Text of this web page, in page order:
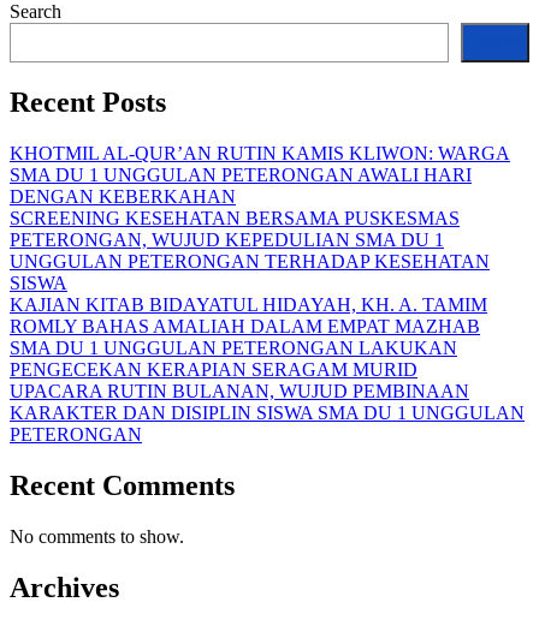
Search
Recent Posts
KHOTMIL AL-QUR’AN RUTIN KAMIS KLIWON: WARGA
SMA DU 1 UNGGULAN PETERONGAN AWALI HARI
DENGAN KEBERKAHAN
SCREENING KESEHATAN BERSAMA PUSKESMAS
PETERONGAN, WUJUD KEPEDULIAN SMA DU 1
UNGGULAN PETERONGAN TERHADAP KESEHATAN
SISWA
KAJIAN KITAB BIDAYATUL HIDAYAH, KH. A. TAMIM
ROMLY BAHAS AMALIAH DALAM EMPAT MAZHAB
SMA DU 1 UNGGULAN PETERONGAN LAKUKAN
PENGECEKAN KERAPIAN SERAGAM MURID
UPACARA RUTIN BULANAN, WUJUD PEMBINAAN
KARAKTER DAN DISIPLIN SISWA SMA DU 1 UNGGULAN
PETERONGAN
Recent Comments
No comments to show.
Archives